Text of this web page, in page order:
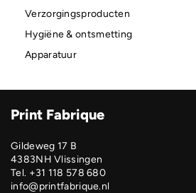
Verzorgingsproducten
Hygiëne & ontsmetting
Apparatuur
Print Fabrique
Gildeweg 17 B
4383NH Vlissingen
Tel. +31 118 578 680
info@printfabrique.nl